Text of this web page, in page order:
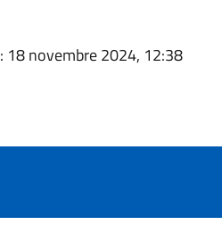
: 18 novembre 2024, 12:38